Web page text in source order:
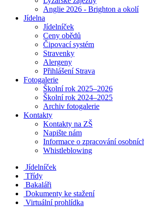
Anglie 2026 - Brighton a okolí
Jídelna
Jídelníček
Ceny obědů
Čipovací systém
Stravenky
Alergeny
Přihlášení Strava
Fotogalerie
Školní rok 2025–2026
Školní rok 2024–2025
Archiv fotogalerie
Kontakty
Kontakty na ZŠ
Napište nám
Informace o zpracování
Whistleblowing
Jídelníček
Třídy
Bakaláři
Dokumenty ke stažení
Virtuální prohlídka